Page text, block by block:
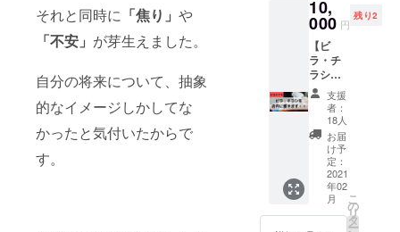
それと同時に 「焦り」 や
「不安」 が芽生えました。
自分の将来について、抽象
的なイメージしかしてな
かったと気付いたからで
す。
・クラ
ウド
ファン
ディン
グ終了
後、登
録して
いただ
いてい
るメー
ルアド
レスに
連絡さ
せてい
【例：
L】 ★
商品の
返品/交
換は致
しかね
ます。
きる筋
トレメ
をご紹
介致し
ます。
✔︎画面
越しに
みなさ
までわ
いわい
とト
レーニ
ングを
行いま
しょ
のプロ
ジェク
ト代
表・加
藤がマ
ンツー
マンで
オンラ
イン
パーソ
ナルト
レーニ
ングを
行いま
す。
（１時
10,
000 円
残り2
【ビ
ラ・チ
ラシを
ジムに
設置い
たしま
す！】
▼内容
✔︎ビ
ラ・チ
ラシを
Saill
KYOTO
支援
者：
18人
お届
け予
定：
2021
年02
月
こ
の
リ
タ
ー